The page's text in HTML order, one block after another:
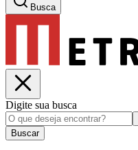
Busca
Digite sua busca
Buscar